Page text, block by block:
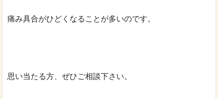
痛み具合がひどくなることが多いのです。
思い当たる方、ぜひご相談下さい。